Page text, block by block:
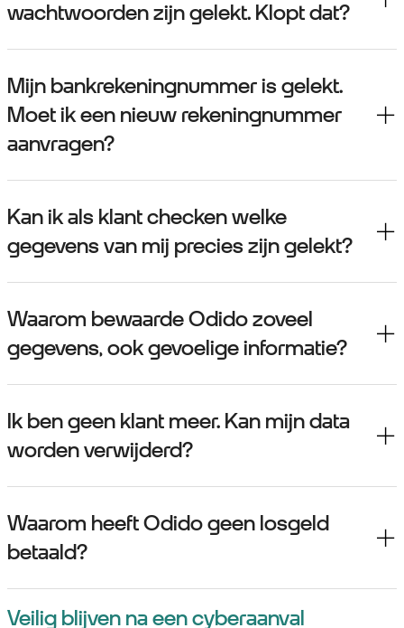
wachtwoorden zijn gelekt. Klopt dat?
Mijn bankrekeningnummer is gelekt.
Moet ik een nieuw rekeningnummer
aanvragen?
Kan ik als klant checken welke
gegevens van mij precies zijn gelekt?
Waarom bewaarde Odido zoveel
gegevens, ook gevoelige informatie?
Ik ben geen klant meer. Kan mijn data
worden verwijderd?
Waarom heeft Odido geen losgeld
betaald?
Veilig blijven na een cyberaanval